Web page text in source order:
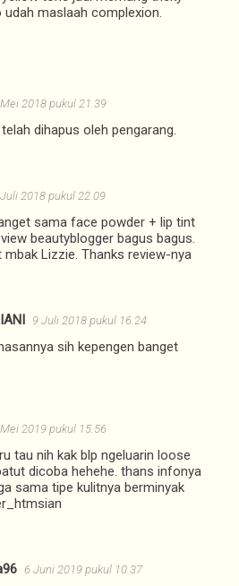
udah maslaah complexion.
2018 pukul 21.39
dihapus oleh pengarang.
2018 pukul 22.09
sama face powder + lip tint
beautyblogger bagus bagus.
mbak Lizzie. Thanks review-nya
9 Juli 2018 pukul 16.24
sih kepengen banget
2019 pukul 15.56
tau nih kak blp ngeluarin loose
dicoba hehehe. thans infonya
sama tipe kulitnya berminyak
6 Juni 2019 pukul 10.37